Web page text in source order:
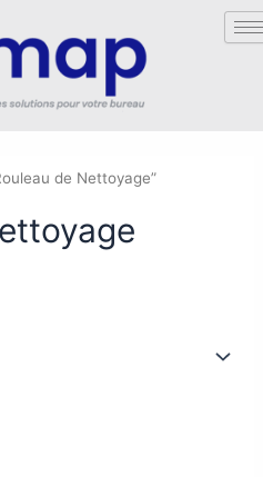
de Nettoyage”